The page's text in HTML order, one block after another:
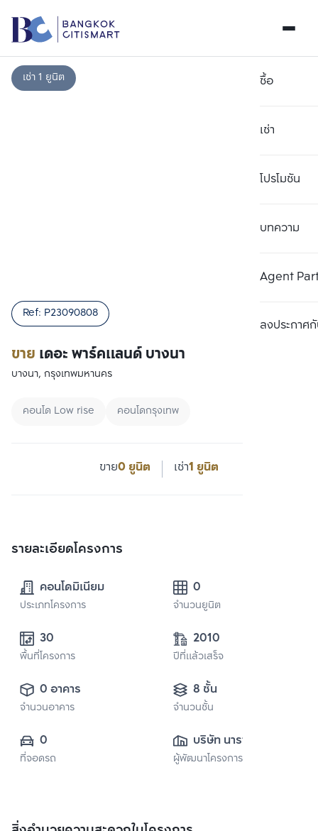
ซื้อ
เช่า
โปรโมชัน
บทความ
Agent
ลงประกาศกั
เช่า 1 ยูนิต
ขาย เดอะ พาร์คแลนด์ บางนา
Ref: P23090808
บางนา, กรุงเทพมหานคร
คอนโด Low rise คอนโดกรุงเทพ
ขาย0 ยูนิต เช่า1 ยูนิต
รายละเอียดโครงการ
คอนโดมิเนียม
ประเภทโครงการ
0
จำนวนยูนิต
30
พื้นที่โครงการ
2010
ปีที่แล้วเสร็จ
0 อาคาร
จำนวนอาคาร
8 ชั้น
จำนวนชั้น
0
ที่จอดรถ
บริษัท นาราย
พร๊อพเพอร์ตี้ จำกัด
ผู้พัฒนาโครงการ